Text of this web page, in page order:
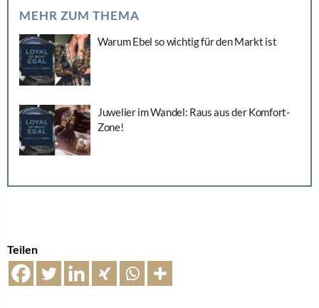
MEHR ZUM THEMA
Warum Ebel so wichtig für den Markt ist
Juwelier im Wandel: Raus aus der Komfort-
Zone!
Teilen